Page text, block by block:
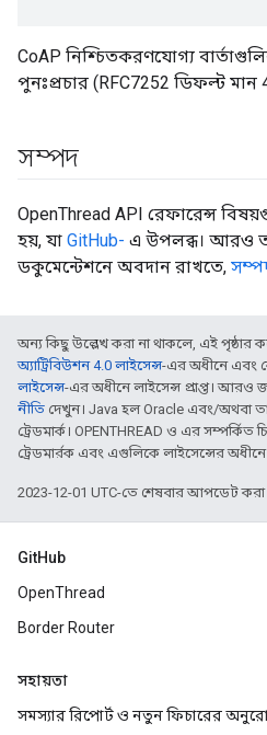
CoAP নিশ্চিতকরণযোগ্য
পুনঃপ্রচার (RFC7252 ডিফল্ট মান
সম্পদ
OpenThread API রেফারেন্স
হয়, যা GitHub- এ উপলব্ধ। আরও
ডকুমেন্টেশনে অবদান রাখতে,
অন্য কিছু উল্লেখ করা না থাকলে, এই পৃষ্ঠার
অ্যাট্রিবিউশন 4.0 লাইসেন্স-এর অধীনে এবং
লাইসেন্স-এর অধীনে লাইসেন্স প্রাপ্ত। আরও
নীতি দেখুন। Java হল Oracle এবং/অথবা
ট্রেডমার্ক। OPENTHREAD ও এর সম্পর্কিত
ট্রেডমার্রক এবং এগুলিকে লাইসেন্সের
2023-12-01 UTC-তে শেষবার আপডেট করা
GitHub
OpenThread
Border Router
সহায়তা
সমস্যার রিপোর্ট ও নতুন ফিচারের